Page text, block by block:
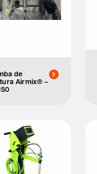
de
Airmix® –